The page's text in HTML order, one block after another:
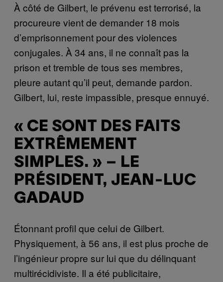
À côté de Gilbert, le prévenu est terrorisé, la
procureure vient de demander 18 mois
d’emprisonnement pour des violences
conjugales. À 34 ans, il ne connaît pas la
prison et tremble de tous ses membres,
pleure autant qu’il peut, demande pardon.
Gilbert, lui, reste impassible, presque ennuyé.
« CE SONT DES FAITS
EXTRÊMEMENT
SIMPLES. » – LE
PRÉSIDENT, JEAN-LUC
GADAUD
Étonnant profil que celui de Gilbert.
Physiquement, à 56 ans, il est plus proche de
l’ingénieur propre sur lui que du délinquant
multirécidiviste. Il a été publicitaire,